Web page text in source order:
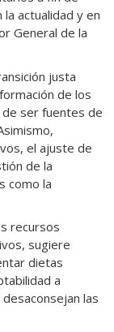
actualidad y en
General de la
justa
de los
ser fuentes de
el ajuste de
de la
como la
recursos
sugiere
dietas
a
las